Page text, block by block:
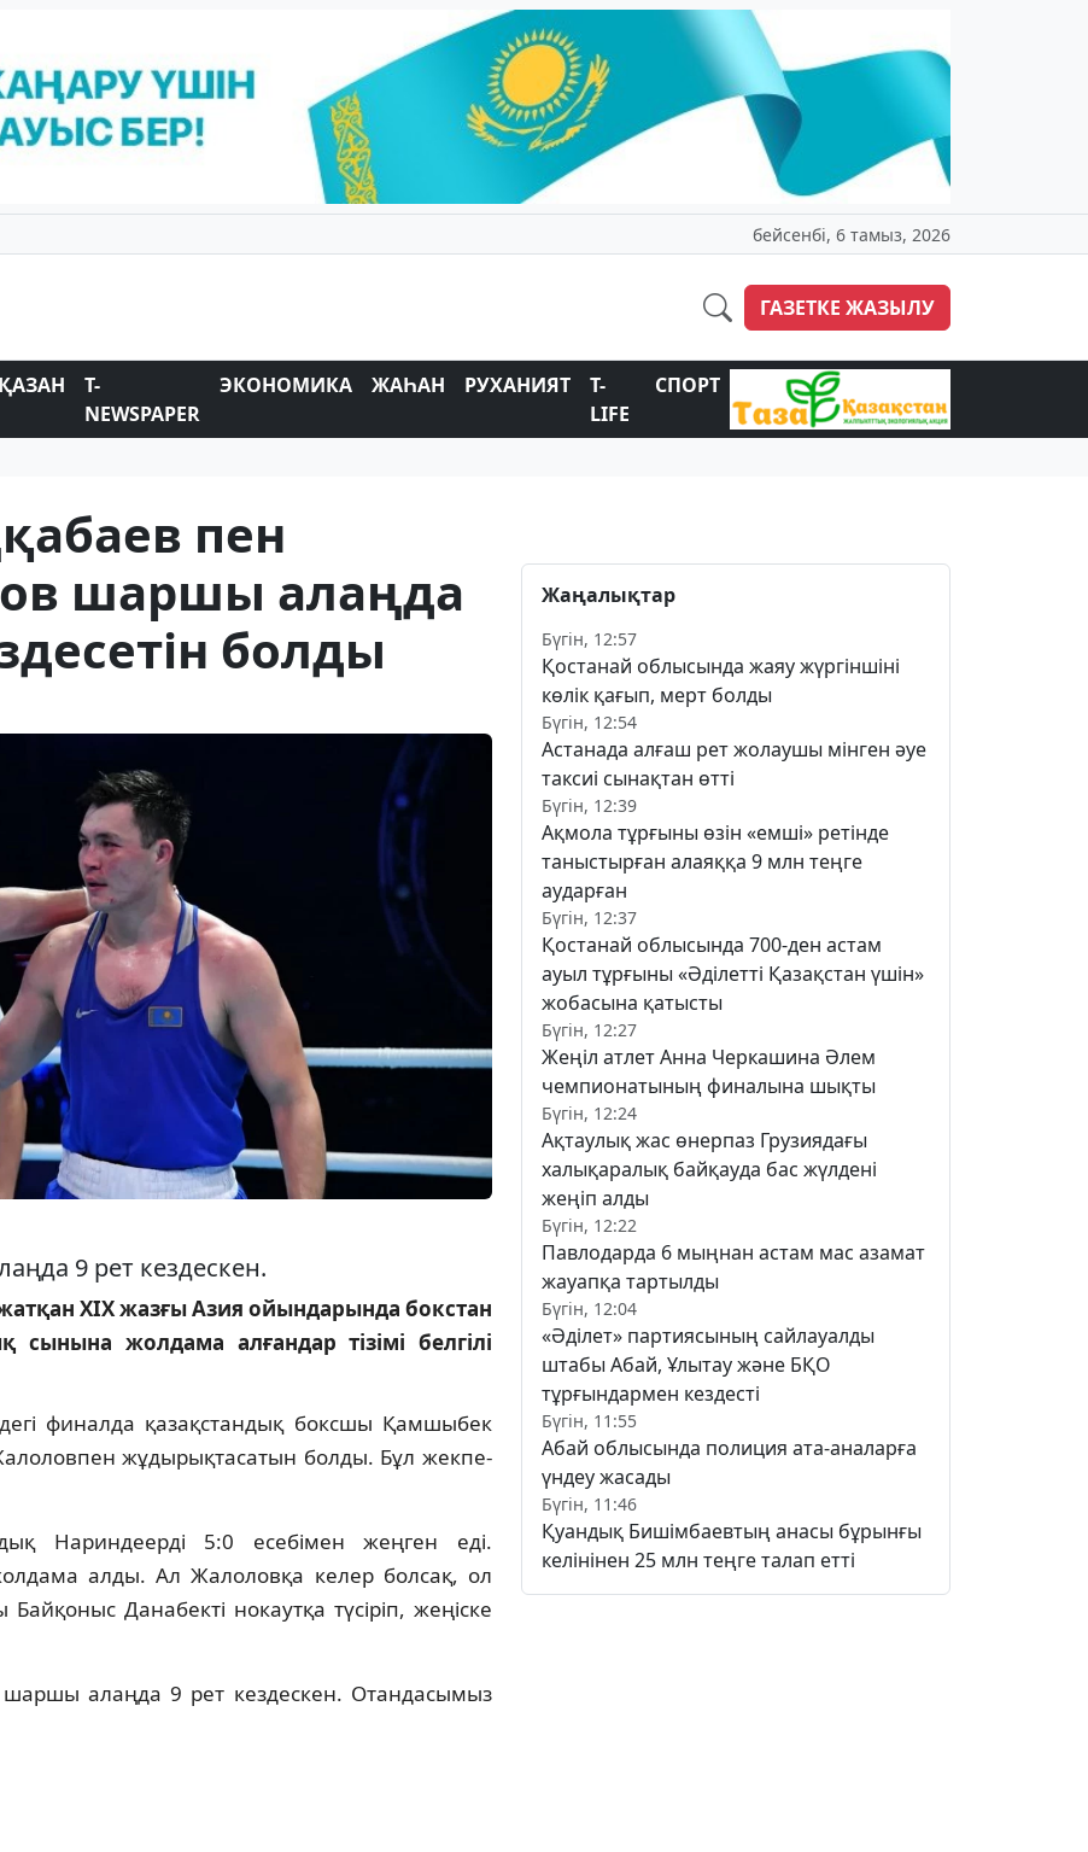
бейсенбі, 6 тамыз, 2026
ГАЗЕТКЕ ЖАЗЫЛУ
T-
NEWSPAPER
ЭКОНОМИКА ЖАҺАН РУХАНИЯТ
T-
LIFE
СПОРТ
пен
шаршы алаңда
болды
9 рет кездескен.
ХІХ жазғы Азия ойындарында бокстан
жолдама алғандар тізімі белгілі
финалда қазақстандық боксшы Қамшыбек
жұдырықтасатын болды. Бұл жекпе-
Нариндеерді 5:0 есебімен жеңген еді.
алды. Ал Жалоловқа келер болсақ, ол
Данабекті нокаутқа түсіріп, жеңіске
шаршы алаңда 9 рет кездескен. Отандасымыз
Жаңалықтар
Бүгін, 12:57
Қостанай облысында жаяу жүргіншіні
көлік қағып, мерт болды
Бүгін, 12:54
Астанада алғаш рет жолаушы мінген әуе
таксиі сынақтан өтті
Бүгін, 12:39
Ақмола тұрғыны өзін «емші» ретінде
таныстырған алаяққа 9 млн теңге
аударған
Бүгін, 12:37
Қостанай облысында 700-ден астам
ауыл тұрғыны «Әділетті Қазақстан үшін»
жобасына қатысты
Бүгін, 12:27
Жеңіл атлет Анна Черкашина Әлем
чемпионатының финалына шықты
Бүгін, 12:24
Ақтаулық жас өнерпаз Грузиядағы
халықаралық байқауда бас жүлдені
жеңіп алды
Бүгін, 12:22
Павлодарда 6 мыңнан астам мас азамат
жауапқа тартылды
Бүгін, 12:04
«Әділет» партиясының сайлауалды
штабы Абай, Ұлытау және БҚО
тұрғындармен кездесті
Бүгін, 11:55
Абай облысында полиция ата-аналарға
үндеу жасады
Бүгін, 11:46
Қуандық Бишімбаевтың анасы бұрынғы
келінінен 25 млн теңге талап етті